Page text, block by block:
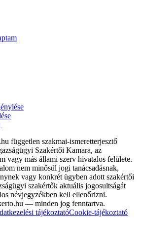
független szakmai-ismeretterjesztő
Szakértői Kamara, az
vagy más állami szerv hivatalos felülete.
nem minősül jogi tanácsadásnak,
vagy konkrét ügyben adott szakértői
szakértők aktuális jogosultságát
névjegyzékben kell ellenőrizni.
— minden jog fenntartva.
tájékoztatóCookie-tájékoztató